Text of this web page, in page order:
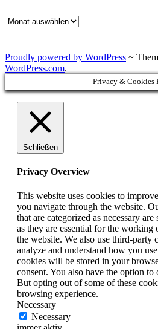
Archiv
Proudly powered by WordPress ~
WordPress.com.
Privacy & Cookies
Schließen
Privacy Overview
This website uses cookies to
you navigate through the website.
that are categorized as necessary
as they are essential for the
the website. We also use third-party
analyze and understand how you
cookies will be stored in your
consent. You also have the option to
But opting out of some of these
browsing experience.
Necessary
Necessary